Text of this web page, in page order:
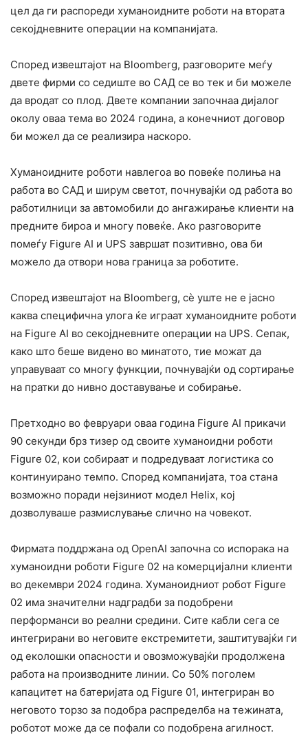
цел да ги распореди хуманоидните роботи на втората
секојдневните операции на компанијата.
Според извештајот на Bloomberg, разговорите меѓу
двете фирми со седиште во САД се во тек и би можеле
да вродат со плод. Двете компании започнаа дијалог
околу оваа тема во 2024 година, а конечниот договор
би можел да се реализира наскоро.
Хуманоидните роботи навлегоа во повеќе полиња на
работа во САД и ширум светот, почнувајќи од работа во
работилници за автомобили до ангажирање клиенти на
предните бироа и многу повеќе. Ако разговорите
помеѓу Figure AI и UPS завршат позитивно, ова би
можело да отвори нова граница за роботите.
Според извештајот на Bloomberg, сè уште не е јасно
каква специфична улога ќе играат хуманоидните роботи
на Figure AI во секојдневните операции на UPS. Сепак,
како што беше видено во минатото, тие можат да
управуваат со многу функции, почнувајќи од сортирање
на пратки до нивно доставување и собирање.
Претходно во февруари оваа година Figure AI прикачи
90 секунди брз тизер од своите хуманоидни роботи
Figure 02, кои собираат и подредуваат логистика со
континуирано темпо. Според компанијата, тоа стана
возможно поради нејзиниот модел Helix, кој
дозволуваше размислување слично на човекот.
Фирмата поддржана од OpenAI започна со испорака на
хуманоидни роботи Figure 02 на комерцијални клиенти
во декември 2024 година. Хуманоидниот робот Figure
02 има значителни надградби за подобрени
перформанси во реални средини. Сите кабли сега се
интегрирани во неговите екстремитети, заштитувајќи ги
од еколошки опасности и овозможувајќи продолжена
работа на производните линии. Со 50% поголем
капацитет на батеријата од Figure 01, интегриран во
неговото торзо за подобра распределба на тежината,
роботот може да се пофали со подобрена агилност.